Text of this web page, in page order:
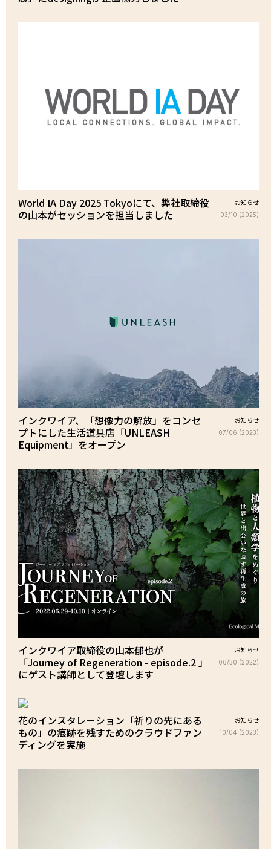
World IA Day 2025 Tokyoにて、弊社取締役
の山本がセッションを担当しました
お知らせ
03/10 (2025)
インクワイア、「想像力の解放」をコンセ
プトにした生活道具店「UNLEASH
Equipment」をオープン
お知らせ
07/06 (2023)
インクワイア取締役の山本郁也が
「Journey of Regeneration - episode.2 」
にゲスト講師として登壇します
お知らせ
06/30 (2022)
花のインスタレーション「祈りの先にある
もの」の痕跡を残すためのクラウドファン
ディングを実施
お知らせ
10/04 (2023)